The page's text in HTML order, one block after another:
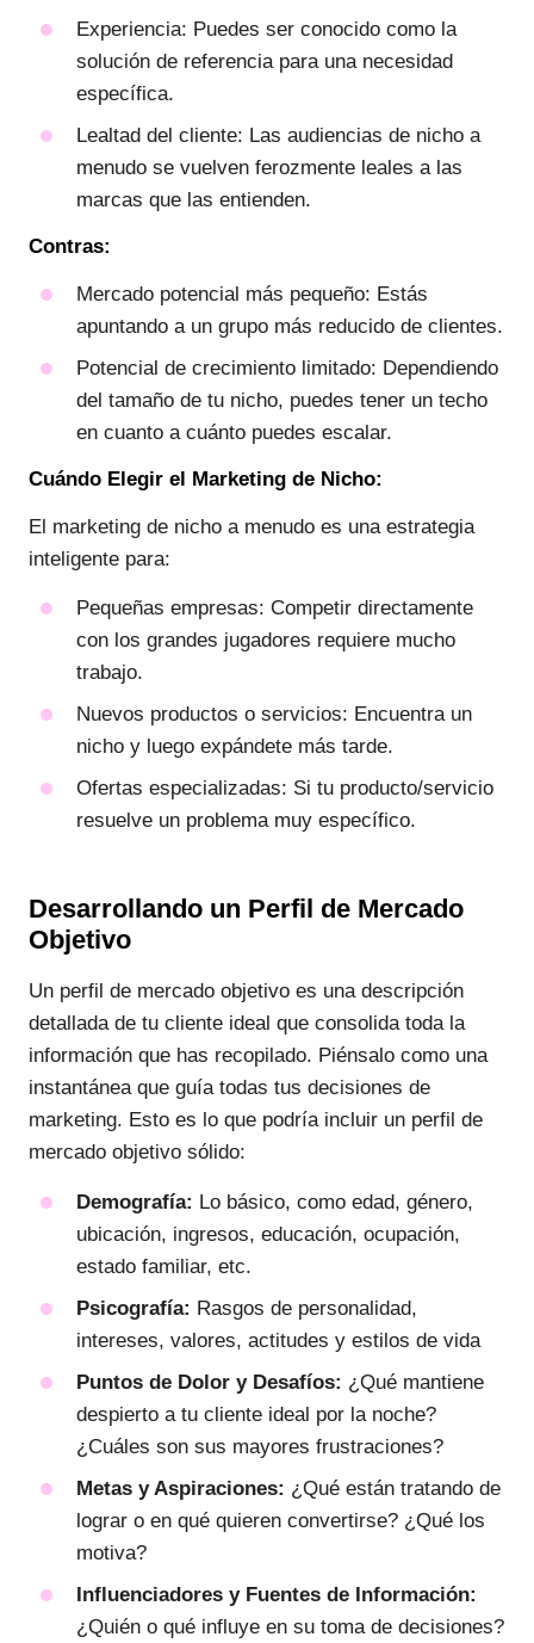
Experiencia: Puedes ser conocido como la
solución de referencia para una necesidad
específica.
Lealtad del cliente: Las audiencias de nicho a
menudo se vuelven ferozmente leales a las
marcas que las entienden.
Contras:
Mercado potencial más pequeño: Estás
apuntando a un grupo más reducido de clientes.
Potencial de crecimiento limitado: Dependiendo
del tamaño de tu nicho, puedes tener un techo
en cuanto a cuánto puedes escalar.
Cuándo Elegir el Marketing de Nicho:
El marketing de nicho a menudo es una estrategia
inteligente para:
Pequeñas empresas: Competir directamente
con los grandes jugadores requiere mucho
trabajo.
Nuevos productos o servicios: Encuentra un
nicho y luego expándete más tarde.
Ofertas especializadas: Si tu producto/servicio
resuelve un problema muy específico.
Desarrollando un Perfil de Mercado
Objetivo
Un perfil de mercado objetivo es una descripción
detallada de tu cliente ideal que consolida toda la
información que has recopilado. Piénsalo como una
instantánea que guía todas tus decisiones de
marketing. Esto es lo que podría incluir un perfil de
mercado objetivo sólido:
Demografía: Lo básico, como edad, género,
ubicación, ingresos, educación, ocupación,
estado familiar, etc.
Psicografía: Rasgos de personalidad,
intereses, valores, actitudes y estilos de vida
Puntos de Dolor y Desafíos: ¿Qué mantiene
despierto a tu cliente ideal por la noche?
¿Cuáles son sus mayores frustraciones?
Metas y Aspiraciones: ¿Qué están tratando de
lograr o en qué quieren convertirse? ¿Qué los
motiva?
Influenciadores y Fuentes de Información:
¿Quién o qué influye en su toma de decisiones?